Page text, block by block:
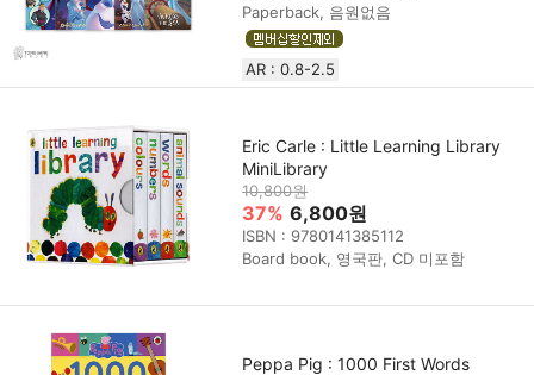
Paperback, 음원없음
AR : 0.8-2.5
Eric Carle : Little Learning Library
MiniLibrary
10,800원
37% 6,800원
ISBN : 9780141385112
Board book, 영국판, CD 미포함
Peppa Pig : 1000 First Words